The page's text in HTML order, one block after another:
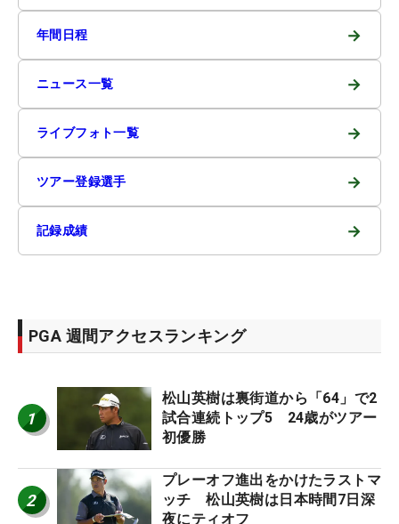
年間日程 →
ニュース一覧 →
ライブフォト一覧 →
ツアー登録選手 →
記録成績 →
PGA 週間アクセスランキング
1
松山英樹は裏街道から「64」で2
試合連続トップ5 24歳がツアー
初優勝
2
プレーオフ進出をかけたラストマ
ッチ 松山英樹は日本時間7日深
夜にティオフ